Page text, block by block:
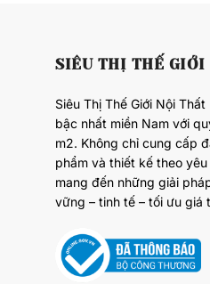
SIÊU THỊ THẾ
Siêu Thị Thế Giới Nội
bậc nhất miền Nam với
m2. Không chỉ cung cấp
phẩm và thiết kế theo
mang đến những giải
vững – tinh tế – tối ưu giá